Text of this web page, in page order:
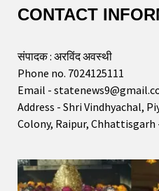
CONTACT
संपादक : अरविंद अवस्थी
Phone no. 7024125111
Email -
Address - Shri Vindhyachal,
Colony, Raipur, Chhattisgarh